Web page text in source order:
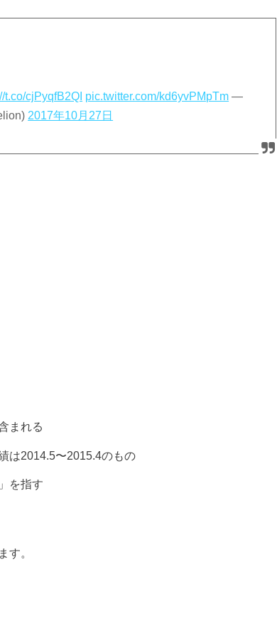
t.co/cjPyqfB2QI pic.twitter.com/kd6yvPMpTm —
2017年10月27日
まれる
は2014.5〜2015.4のもの
を指す
す。